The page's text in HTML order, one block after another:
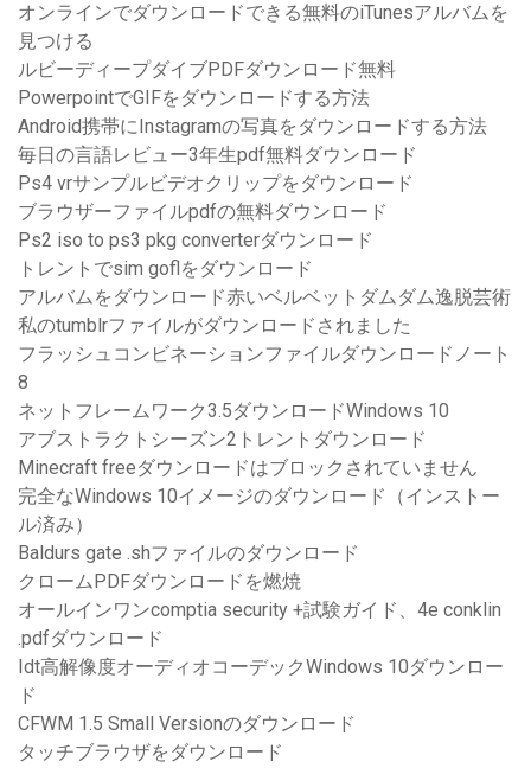
オンラインでダウンロードできる無料のiTunesアルバムを
見つける
ルビーディープダイブPDFダウンロード無料
PowerpointでGIFをダウンロードする方法
Android携帯にInstagramの写真をダウンロードする方法
毎日の言語レビュー3年生pdf無料ダウンロード
Ps4 vrサンプルビデオクリップをダウンロード
ブラウザーファイルpdfの無料ダウンロード
Ps2 iso to ps3 pkg converterダウンロード
トレントでsim goflをダウンロード
アルバムをダウンロード赤いベルベットダムダム逸脱芸術
私のtumblrファイルがダウンロードされました
フラッシュコンビネーションファイルダウンロードノート
8
ネットフレームワーク3.5ダウンロードWindows 10
アブストラクトシーズン2トレントダウンロード
Minecraft freeダウンロードはブロックされていません
完全なWindows 10イメージのダウンロード（インストー
ル済み）
Baldurs gate .shファイルのダウンロード
クロームPDFダウンロードを燃焼
オールインワンcomptia security +試験ガイド、4e conklin
.pdfダウンロード
Idt高解像度オーディオコーデックWindows 10ダウンロー
ド
CFWM 1.5 Small Versionのダウンロード
タッチブラウザをダウンロード